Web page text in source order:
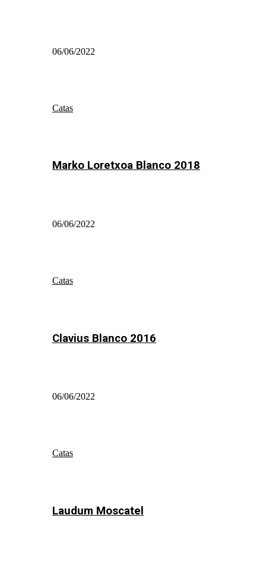
06/06/2022
Catas
Marko Loretxoa Blanco 2018
06/06/2022
Catas
Clavius Blanco 2016
06/06/2022
Catas
Laudum Moscatel